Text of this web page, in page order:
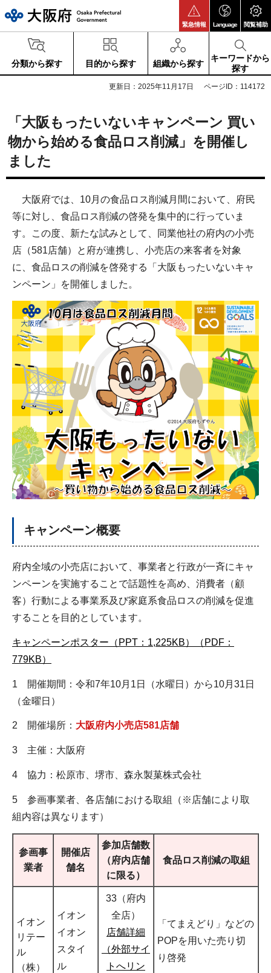
緊急情報 Language 閲覧補助
分類から探す 目的から探す 組織から探す
キーワードから
探す
更新日：2025年11月17日 ページID：114172
「大阪もったいないキャンペーン 買い
物から始める食品ロス削減」を開催し
ました
大阪府では、10月の食品ロス削減月間において、府民
等に対し、食品ロス削減の啓発を集中的に行っていま
す。この度、新たな試みとして、同業他社の府内の小売
店（581店舗）と府が連携し、小売店の来客者を対象
に、食品ロスの削減を啓発する「大阪もったいないキャ
ンペーン」を開催しました。
キャンペーン概要
府内全域の小売店において、事業者と行政が一斉にキャ
ンペーンを実施することで話題性を高め、消費者（顧
客）行動による事業系及び家庭系食品ロスの削減を促進
することを目的としています。
キャンペーンポスター（PPT：1,225KB）
（PDF：
779KB）
1 開催期間：令和7年10月1日（水曜日）から10月31日
（金曜日）
2 開催場所： 大阪府内小売店581店舗
3 主催​​​​​​：大阪府
4 協力：松原市、堺市、森永製菓株式会社
5 参画事業者、各店舗における取組（※店舗により取
組内容は異なります）
参画事
業者
開催店
舗名
参加店舗数
（府内店舗
に限る）
食品ロス削減の取組
イオン
リテー
ル
（株）
イオン
イオン
スタイ
ル
33（府内
全店）
店舗詳細
（外部サイ
トへリン
「てまえどり」などの
POPを用いた売り切
り啓発